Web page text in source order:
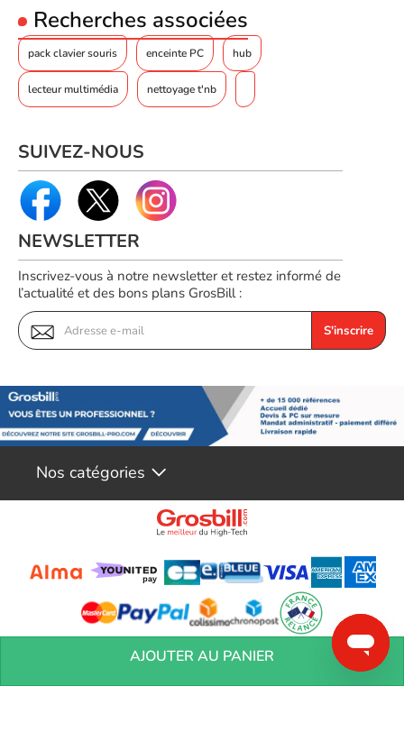
AJOUTER AU PANIER
Recherches associées
pack clavier souris enceinte PC hub
lecteur multimédia nettoyage t'nb
SUIVEZ-NOUS
NEWSLETTER
Inscrivez-vous à notre newsletter et restez informé de
l’actualité et des bons plans GrosBill :
S'inscrire
Nos catégories
Conditions générales de réservation Conditions générales de vente
Mentions
Vos informations personnelles Préférences Cookies
Aide &